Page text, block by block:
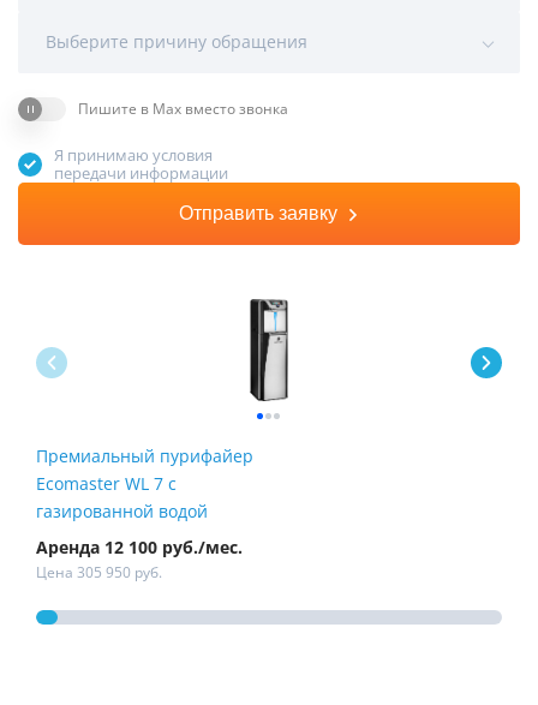
Выберите причину обращения
Пишите в Max вместо звонка
Я принимаю условия
передачи информации
Отправить заявку
Премиальный пурифайер
Ecomaster WL 7 с
газированной водой
Аренда 12 100 руб./мес.
Цена 305 950 руб.